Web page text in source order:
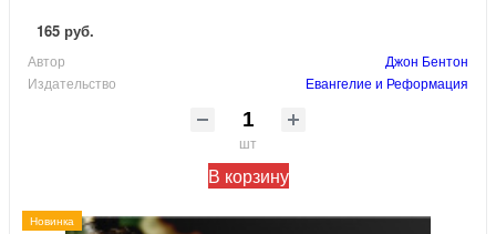
165 руб.
Автор
Джон Бентон
Издательство
Евангелие и Реформация
шт
В корзину
Новинка